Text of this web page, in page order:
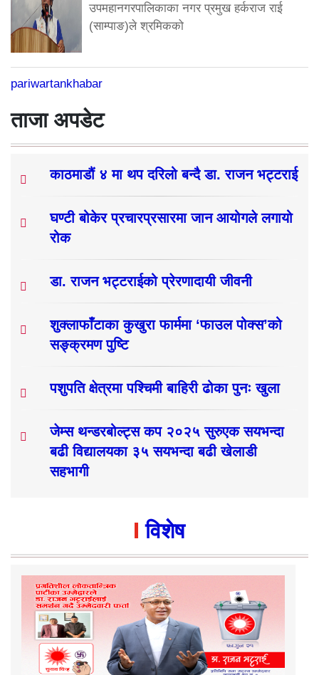
उपमहानगरपालिकाका नगर प्रमुख हर्कराज राई
(साम्पाङ)ले श्रमिकको
pariwartankhabar
ताजा अपडेट
काठमाडौं ४ मा थप दरिलो बन्दै डा. राजन भट्टराई
घण्टी बोकेर प्रचारप्रसारमा जान आयोगले लगायो
रोक
डा. राजन भट्टराईको प्रेरणादायी जीवनी
शुक्लाफाँटाका कुखुरा फार्ममा ‘फाउल पोक्स’को
सङ्क्रमण पुष्टि
पशुपति क्षेत्रमा पश्चिमी बाहिरी ढोका पुनः खुला
जेम्स थन्डरबोल्ट्स कप २०२५ सुरुएक सयभन्दा
बढी विद्यालयका ३५ सयभन्दा बढी खेलाडी
सहभागी
विशेष